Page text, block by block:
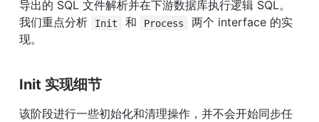
导出的 SQL 文件解析并在下游数据库执行逻辑 SQL。
我们重点分析
Init 和 Process
两个 interface 的实
现。
Init 实现细节
该阶段进行一些初始化和清理操作，并不会开始同步任